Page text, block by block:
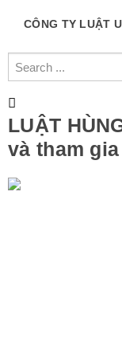
CÔNG TY LUẬT
LUẬT
và tham